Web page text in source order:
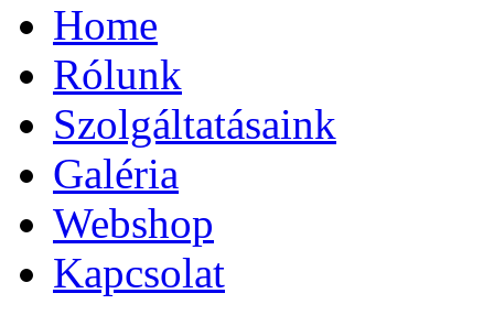
Home
Rólunk
Szolgáltatásaink
Galéria
Webshop
Kapcsolat